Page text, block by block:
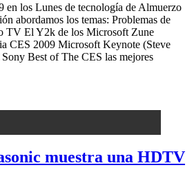
en los Lunes de tecnología de Almuerzo
abordamos los temas: Problemas de
TV El Y2k de los Microsoft Zune
CES 2009 Microsoft Keynote (Steve
Best of The CES las mejores
muestra una HDTV